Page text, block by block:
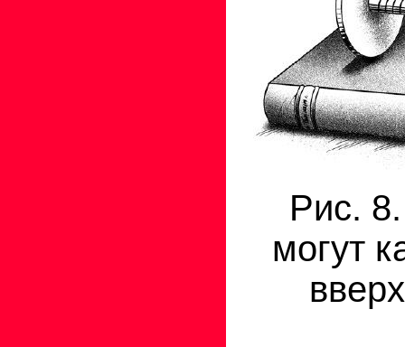
Рис.
могут